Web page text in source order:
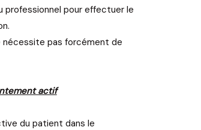
professionnel pour effectuer le
pas forcément de
actif
du patient dans le